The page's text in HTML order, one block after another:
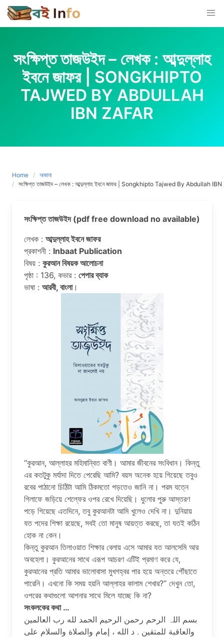
Skip
to
content
সংক্ষিপ্ত তাজউইদ – লেখক : আব্দুল্লাহ
ইবনে জাফর | SONGKHIPTO
TAJWED BY ABDULLAH
IBN ZAFAR
Home
অজানা
সংক্ষিপ্ত তাজউইদ – লেখক : আব্দুল্লাহ ইবনে জাফর | Songkhipto Tajwed By Abdullah
সংক্ষিপ্ত তাজউইদ (pdf free download no available)
লেখক : আব্দুল্লাহ ইবনে জাফর
প্রকাশনী : Inbaat Publication
বিষয় : কুরআন বিষয়ক আলোচনা
পৃষ্ঠা : 136, কভার : পেপার ব্যাক
ভাষা : আরবী, বাংলা।
“কুরআন, আল্লাহর মহিমান্বিত বাণী। আমার জীবনের সংবিধান। কিন্তু
এর কতটুকু মর্যাদা দিতে পেরেছি আমি? বয়স অনেক হয়ে গিয়েছে তবুও
রবের পাঠানো চিঠিটা আমি ঠিকমতো পড়তেও জানি না। পরম যত্নে
গিলাফে জড়িয়ে শেল্ফের ওপর রেখে দিয়েছি। ধুলোর পুরু আস্তরণ
পড়ে গিয়েছে এতদিনে, তবু কুরআনটা আমি খুলেও দেখি না। দুনিয়ায়
যত পদের শিক্ষা রয়েছে, সবই তো মানুষ আয়ত্ত করছে, তা যতই কঠিন
হোক না কেন।
কিন্তু কুরআন তিলাওয়াত শিক্ষার বেলায় এসে আমার যত আলসেমি আর
অবহেলা। কুরআনের সাথে এরূপ আচরণ এটিই প্রমাণ করে যে,
কুরআনের প্রতি আমার ভালোবাসা মুখগহ্বর পার হয়ে অন্তরে পৌঁছাতে
পারেনি। এখনো কি সময় হয়নি আল্লাহর কালাম শেখার?” দেখুন তো,
ওপরের কথাগুলো আপনার সাথে মিলে যাচ্ছে কি না?
সংকলকের কথা …
بسم اللہ الرحم رحمن الرحيم الحمد لله رب العالمين
والعاقبة للمتقين . د الله ، إمام والصلاة والسلام على